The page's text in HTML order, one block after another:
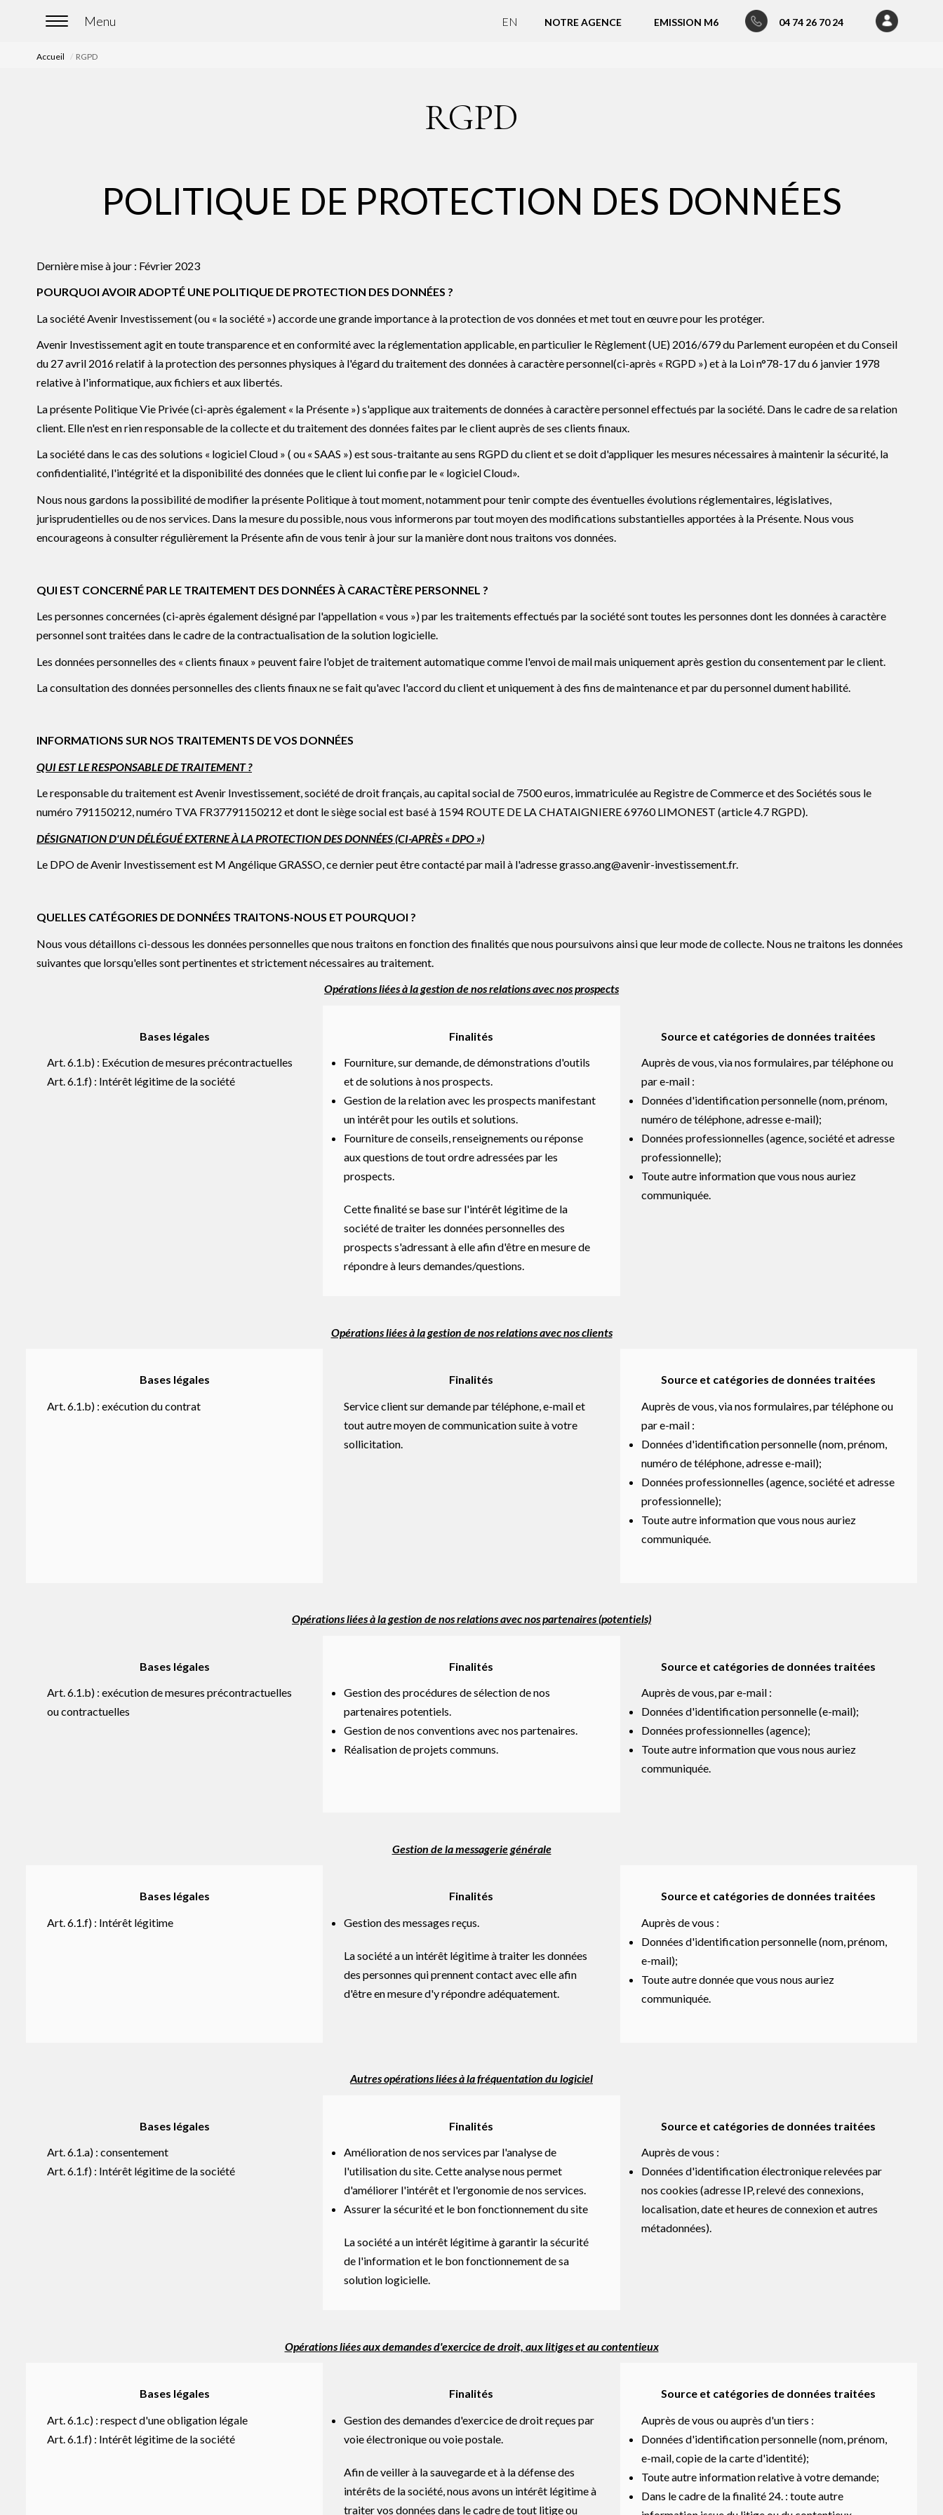
04 74 26 70 24
NOTRE AGENCE EMISSION M6
EN
Accueil RGPD
RGPD
POLITIQUE DE PROTECTION DES DONNÉES
Dernière mise à jour : Février 2023
POURQUOI AVOIR ADOPTÉ UNE POLITIQUE DE PROTECTION DES DONNÉES ?
La société Avenir Investissement (ou « la société ») accorde une grande importance à la protection de vos données et met tout en œuvre pour les protéger.
Avenir Investissement agit en toute transparence et en conformité avec la réglementation applicable, en particulier le Règlement (UE) 2016/679 du Parlement européen et du Conseil
du 27 avril 2016 relatif à la protection des personnes physiques à l'égard du traitement des données à caractère personnel(ci-après « RGPD ») et à la Loi n°78-17 du 6 janvier 1978
relative à l'informatique, aux fichiers et aux libertés.
La présente Politique Vie Privée (ci-après également « la Présente ») s'applique aux traitements de données à caractère personnel effectués par la société. Dans le cadre de sa relation
client. Elle n'est en rien responsable de la collecte et du traitement des données faites par le client auprès de ses clients finaux.
La société dans le cas des solutions « logiciel Cloud » ( ou « SAAS ») est sous-traitante au sens RGPD du client et se doit d'appliquer les mesures nécessaires à maintenir la sécurité, la
confidentialité, l'intégrité et la disponibilité des données que le client lui confie par le « logiciel Cloud».
Nous nous gardons la possibilité de modifier la présente Politique à tout moment, notamment pour tenir compte des éventuelles évolutions réglementaires, législatives,
jurisprudentielles ou de nos services. Dans la mesure du possible, nous vous informerons par tout moyen des modifications substantielles apportées à la Présente. Nous vous
encourageons à consulter régulièrement la Présente afin de vous tenir à jour sur la manière dont nous traitons vos données.
QUI EST CONCERNÉ PAR LE TRAITEMENT DES DONNÉES À CARACTÈRE PERSONNEL ?
Les personnes concernées (ci-après également désigné par l'appellation « vous ») par les traitements effectués par la société sont toutes les personnes dont les données à caractère
personnel sont traitées dans le cadre de la contractualisation de la solution logicielle.
Les données personnelles des « clients finaux » peuvent faire l'objet de traitement automatique comme l'envoi de mail mais uniquement après gestion du consentement par le client.
La consultation des données personnelles des clients finaux ne se fait qu'avec l'accord du client et uniquement à des fins de maintenance et par du personnel dument habilité.
INFORMATIONS SUR NOS TRAITEMENTS DE VOS DONNÉES
QUI EST LE RESPONSABLE DE TRAITEMENT ?
Le responsable du traitement est Avenir Investissement, société de droit français, au capital social de 7500 euros, immatriculée au Registre de Commerce et des Sociétés sous le
numéro 791150212, numéro TVA FR37791150212 et dont le siège social est basé à 1594 ROUTE DE LA CHATAIGNIERE 69760 LIMONEST (article 4.7 RGPD).
DÉSIGNATION D'UN DÉLÉGUÉ EXTERNE À LA PROTECTION DES DONNÉES (CI-APRÈS « DPO »)
Le DPO de Avenir Investissement est M Angélique GRASSO, ce dernier peut être contacté par mail à l'adresse grasso.ang@avenir-investissement.fr.
QUELLES CATÉGORIES DE DONNÉES TRAITONS-NOUS ET POURQUOI ?
Nous vous détaillons ci-dessous les données personnelles que nous traitons en fonction des finalités que nous poursuivons ainsi que leur mode de collecte. Nous ne traitons les données
suivantes que lorsqu'elles sont pertinentes et strictement nécessaires au traitement.
Opérations liées à la gestion de nos relations avec nos prospects
Bases légales
Art. 6.1.b) : Exécution de mesures précontractuelles
Art. 6.1.f) : Intérêt légitime de la société
Finalités
Fourniture, sur demande, de démonstrations d'outils
et de solutions à nos prospects.
Gestion de la relation avec les prospects manifestant
un intérêt pour les outils et solutions.
Fourniture de conseils, renseignements ou réponse
aux questions de tout ordre adressées par les
prospects.
Cette finalité se base sur l'intérêt légitime de la
société de traiter les données personnelles des
prospects s'adressant à elle afin d'être en mesure de
répondre à leurs demandes/questions.
Source et catégories de données traitées
Auprès de vous, via nos formulaires, par téléphone ou
par e-mail :
Données d'identification personnelle (nom, prénom,
numéro de téléphone, adresse e-mail);
Données professionnelles (agence, société et adresse
professionnelle);
Toute autre information que vous nous auriez
communiquée.
Opérations liées à la gestion de nos relations avec nos clients
Bases légales
Art. 6.1.b) : exécution du contrat
Finalités
Service client sur demande par téléphone, e-mail et
tout autre moyen de communication suite à votre
sollicitation.
Source et catégories de données traitées
Auprès de vous, via nos formulaires, par téléphone ou
par e-mail :
Données d'identification personnelle (nom, prénom,
numéro de téléphone, adresse e-mail);
Données professionnelles (agence, société et adresse
professionnelle);
Toute autre information que vous nous auriez
communiquée.
Opérations liées à la gestion de nos relations avec nos partenaires (potentiels)
Bases légales
Art. 6.1.b) : exécution de mesures précontractuelles
ou contractuelles
Finalités
Gestion des procédures de sélection de nos
partenaires potentiels.
Gestion de nos conventions avec nos partenaires.
Réalisation de projets communs.
Source et catégories de données traitées
Auprès de vous, par e-mail :
Données d'identification personnelle (e-mail);
Données professionnelles (agence);
Toute autre information que vous nous auriez
communiquée.
Gestion de la messagerie générale
Bases légales
Art. 6.1.f) : Intérêt légitime
Finalités
Gestion des messages reçus.
La société a un intérêt légitime à traiter les données
des personnes qui prennent contact avec elle afin
d'être en mesure d'y répondre adéquatement.
Source et catégories de données traitées
Auprès de vous :
Données d'identification personnelle (nom, prénom,
e-mail);
Toute autre donnée que vous nous auriez
communiquée.
Autres opérations liées à la fréquentation du logiciel
Bases légales
Art. 6.1.a) : consentement
Art. 6.1.f) : Intérêt légitime de la société
Finalités
Amélioration de nos services par l'analyse de
l'utilisation du site. Cette analyse nous permet
d'améliorer l'intérêt et l'ergonomie de nos services.
Assurer la sécurité et le bon fonctionnement du site
La société a un intérêt légitime à garantir la sécurité
de l'information et le bon fonctionnement de sa
solution logicielle.
Source et catégories de données traitées
Auprès de vous :
Données d'identification électronique relevées par
nos cookies (adresse IP, relevé des connexions,
localisation, date et heures de connexion et autres
métadonnées).
Opérations liées aux demandes d'exercice de droit, aux litiges et au contentieux
Bases légales
Art. 6.1.c) : respect d'une obligation légale
Art. 6.1.f) : Intérêt légitime de la société
Finalités
Gestion des demandes d'exercice de droit reçues par
voie électronique ou voie postale.
Afin de veiller à la sauvegarde et à la défense des
intérêts de la société, nous avons un intérêt légitime à
traiter vos données dans le cadre de tout litige ou
Source et catégories de données traitées
Auprès de vous ou auprès d'un tiers :
Données d'identification personnelle (nom, prénom,
e-mail, copie de la carte d'identité);
Toute autre information relative à votre demande;
Dans le cadre de la finalité 24. : toute autre